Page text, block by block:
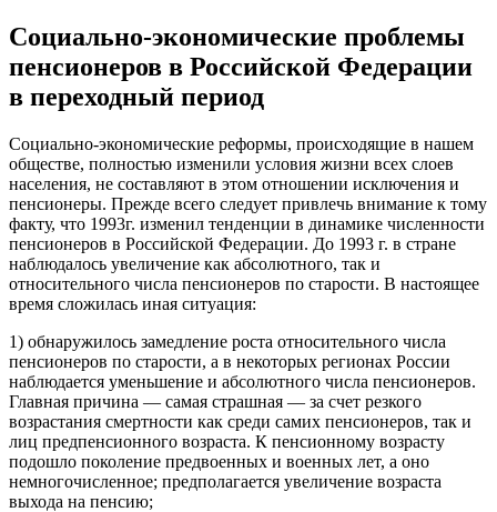
Социально-экономические проблемы
пенсионеров в Российской Федерации
в переходный период
Социально-экономические реформы, происходящие в нашем
обществе, полностью изменили условия жизни всех слоев
населения, не составляют в этом отношении исключения и
пенсионеры. Прежде всего следует привлечь внимание к тому
факту, что 1993г. изменил тенденции в динамике численности
пенсионеров в Российской Федерации. До 1993 г. в стране
наблюдалось увеличение как абсолютного, так и
относительного числа пенсионеров по старости. В настоящее
время сложилась иная ситуация:
1) обнаружилось замедление роста относительного числа
пенсионеров по старости, а в некоторых регионах России
наблюдается уменьшение и абсолютного числа пенсионеров.
Главная причина — самая страшная — за счет резкого
возрастания смертности как среди самих пенсионеров, так и
лиц предпенсионного возраста. К пенсионному возрасту
подошло поколение предвоенных и военных лет, а оно
немногочисленное; предполагается увеличение возраста
выхода на пенсию;